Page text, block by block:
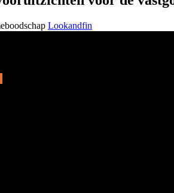
Lookandfin